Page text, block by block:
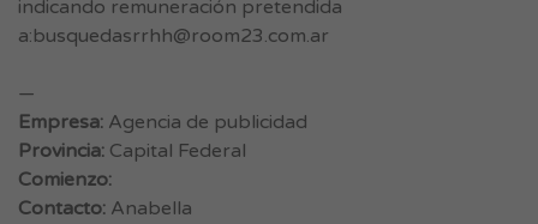
indicando remuneración pretendida
a:busquedasrrhh@room23.com.ar
—
Empresa: Agencia de publicidad
Provincia: Capital Federal
Comienzo:
Contacto: Anabella